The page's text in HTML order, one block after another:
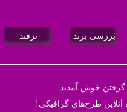
بررسی برند ترفند
گرفتن خوش آمدید.
آنلاین طرح‌های گرافیکی!